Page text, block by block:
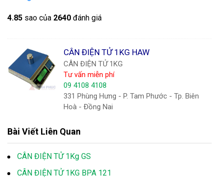
4.85 sao của 2640 đánh giá
CÂN ĐIỆN TỬ 1KG HAW
CÂN ĐIỆN TỬ 1KG
Tư vấn miễn phí
09 4108 4108
331 Phùng Hưng - P. Tam Phước - Tp. Biên
Hoà - Đồng Nai
Bài Viết Liên Quan
CÂN ĐIỆN TỬ 1Kg GS
CÂN ĐIỆN TỬ 1KG BPA 121